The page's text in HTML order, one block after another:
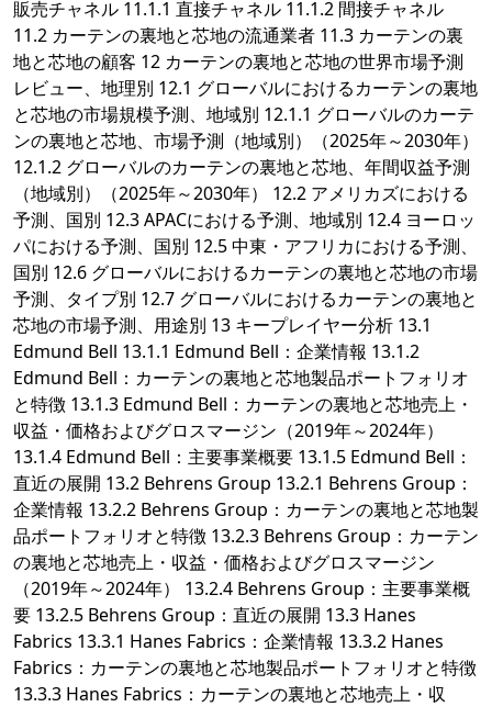
販売チャネル 11.1.1 直接チャネル 11.1.2 間接チャネル
11.2 カーテンの裏地と芯地の流通業者 11.3 カーテンの裏
地と芯地の顧客 12 カーテンの裏地と芯地の世界市場予測
レビュー、地理別 12.1 グローバルにおけるカーテンの裏地
と芯地の市場規模予測、地域別 12.1.1 グローバルのカーテ
ンの裏地と芯地、市場予測（地域別）（2025年～2030年）
12.1.2 グローバルのカーテンの裏地と芯地、年間収益予測
（地域別）（2025年～2030年） 12.2 アメリカズにおける
予測、国別 12.3 APACにおける予測、地域別 12.4 ヨーロッ
パにおける予測、国別 12.5 中東・アフリカにおける予測、
国別 12.6 グローバルにおけるカーテンの裏地と芯地の市場
予測、タイプ別 12.7 グローバルにおけるカーテンの裏地と
芯地の市場予測、用途別 13 キープレイヤー分析 13.1
Edmund Bell 13.1.1 Edmund Bell：企業情報 13.1.2
Edmund Bell：カーテンの裏地と芯地製品ポートフォリオ
と特徴 13.1.3 Edmund Bell：カーテンの裏地と芯地売上・
収益・価格およびグロスマージン（2019年～2024年）
13.1.4 Edmund Bell：主要事業概要 13.1.5 Edmund Bell：
直近の展開 13.2 Behrens Group 13.2.1 Behrens Group：
企業情報 13.2.2 Behrens Group：カーテンの裏地と芯地製
品ポートフォリオと特徴 13.2.3 Behrens Group：カーテン
の裏地と芯地売上・収益・価格およびグロスマージン
（2019年～2024年） 13.2.4 Behrens Group：主要事業概
要 13.2.5 Behrens Group：直近の展開 13.3 Hanes
Fabrics 13.3.1 Hanes Fabrics：企業情報 13.3.2 Hanes
Fabrics：カーテンの裏地と芯地製品ポートフォリオと特徴
13.3.3 Hanes Fabrics：カーテンの裏地と芯地売上・収